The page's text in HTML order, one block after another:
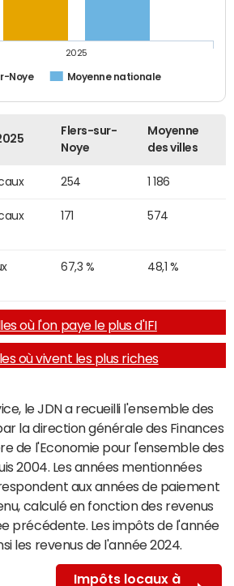
Noye Moyenne nationale
2025
Flers-sur-
Noye
Moyenne
des villes
254 1 186
171 574
67,3 % 48,1 %
où l'on paye le plus d'IFI
où vivent les plus riches
le JDN a recueilli l'ensemble des
la direction générale des Finances
de l'Economie pour l'ensemble des
2004. Les années mentionnées
aux années de paiement
calculé en fonction des revenus
précédente. Les impôts de l'année
les revenus de l'année 2024.
Impôts locaux à